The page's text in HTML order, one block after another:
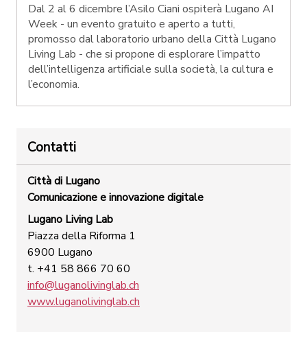
Dal 2 al 6 dicembre l’Asilo Ciani ospiterà Lugano AI
Week - un evento gratuito e aperto a tutti,
promosso dal laboratorio urbano della Città Lugano
Living Lab - che si propone di esplorare l’impatto
dell’intelligenza artificiale sulla società, la cultura e
l’economia.
Contatti
Città di Lugano
Comunicazione e innovazione digitale
Lugano Living Lab
Piazza della Riforma 1
6900 Lugano
t. +41 58 866 70 60
info@luganolivinglab.ch
www.luganolivinglab.ch